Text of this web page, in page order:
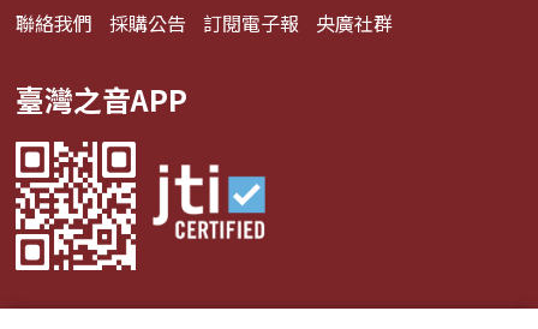
聯絡我們 採購公告 訂閱電子報 央廣社群
臺灣之音APP